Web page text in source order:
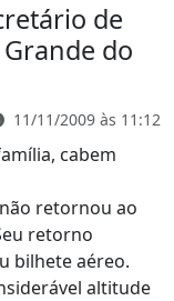
de
do
11/11/2009 às 11:12
cabem
retornou ao
retorno
bilhete aéreo.
altitude